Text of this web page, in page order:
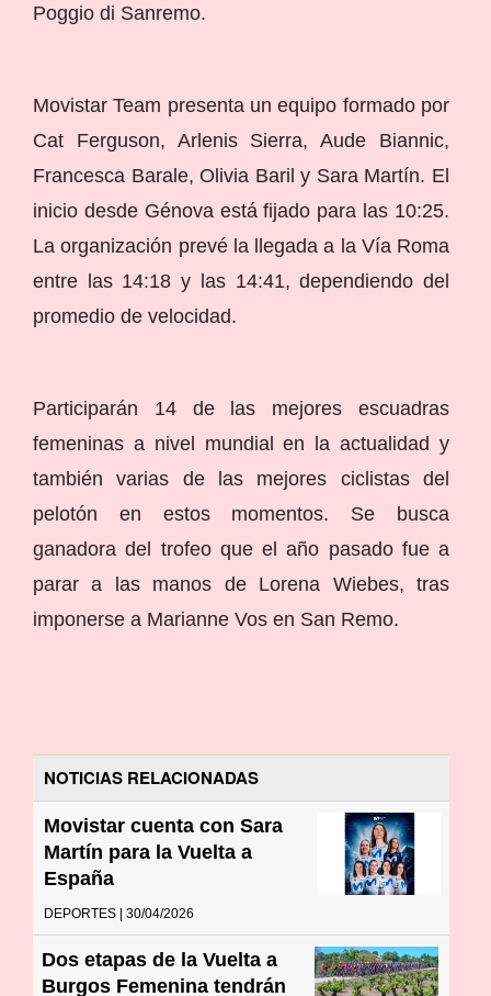
Poggio di Sanremo.
Movistar Team presenta un equipo formado por
Cat Ferguson, Arlenis Sierra, Aude Biannic,
Francesca Barale, Olivia Baril y Sara Martín. El
inicio desde Génova está fijado para las 10:25.
La organización prevé la llegada a la Vía Roma
entre las 14:18 y las 14:41, dependiendo del
promedio de velocidad.
Participarán 14 de las mejores escuadras
femeninas a nivel mundial en la actualidad y
también varias de las mejores ciclistas del
pelotón en estos momentos. Se busca
ganadora del trofeo que el año pasado fue a
parar a las manos de Lorena Wiebes, tras
imponerse a Marianne Vos en San Remo.
NOTICIAS RELACIONADAS
Movistar cuenta con Sara
Martín para la Vuelta a
España
DEPORTES | 30/04/2026
Dos etapas de la Vuelta a
Burgos Femenina tendrán